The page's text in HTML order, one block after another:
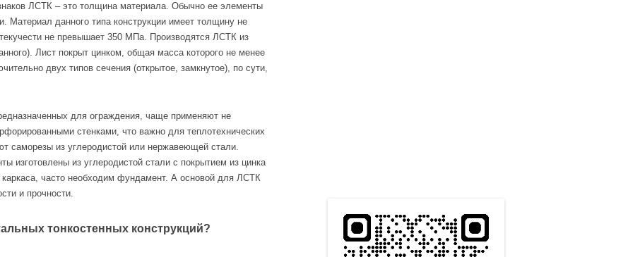
ЛСТК – это толщина материала. Обычно ее элементы
Материал данного типа конструкции имеет толщину не
не превышает 350 МПа. Производятся ЛСТК из
Лист покрыт цинком, общая масса которого не менее
двух типов сечения (открытое, замкнутое), по сути,
для ограждения, чаще применяют не
стенками, что важно для теплотехнических
саморезы из углеродистой или нержавеющей стали.
изготовлены из углеродистой стали с покрытием из цинка
каркаса, часто необходим фундамент. А основой для ЛСТК
и прочности.
тонкостенных конструкций?